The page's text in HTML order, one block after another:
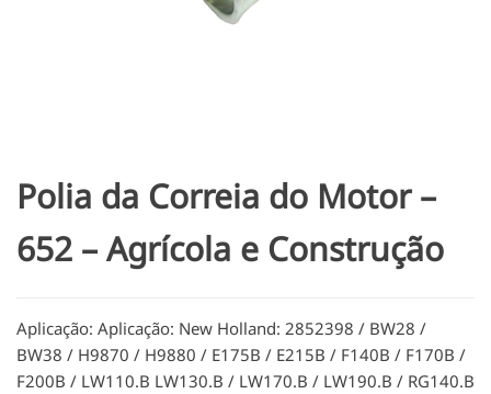
Polia da Correia do Motor –
652 – Agrícola e Construção
Aplicação: Aplicação: New Holland: 2852398 / BW28 /
BW38 / H9870 / H9880 / E175B / E215B / F140B / F170B /
F200B / LW110.B LW130.B / LW170.B / LW190.B / RG140.B